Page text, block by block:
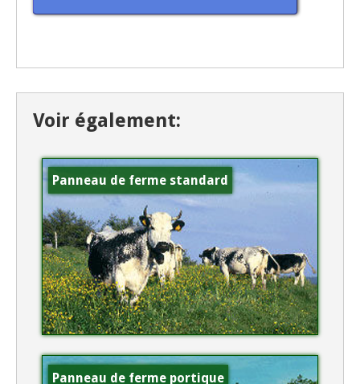
Voir également:
Panneau de ferme standard
Panneau de ferme portique